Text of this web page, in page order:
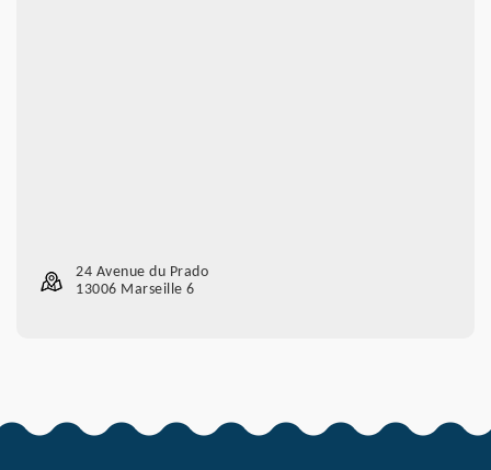
24 Avenue du Prado
13006 Marseille 6